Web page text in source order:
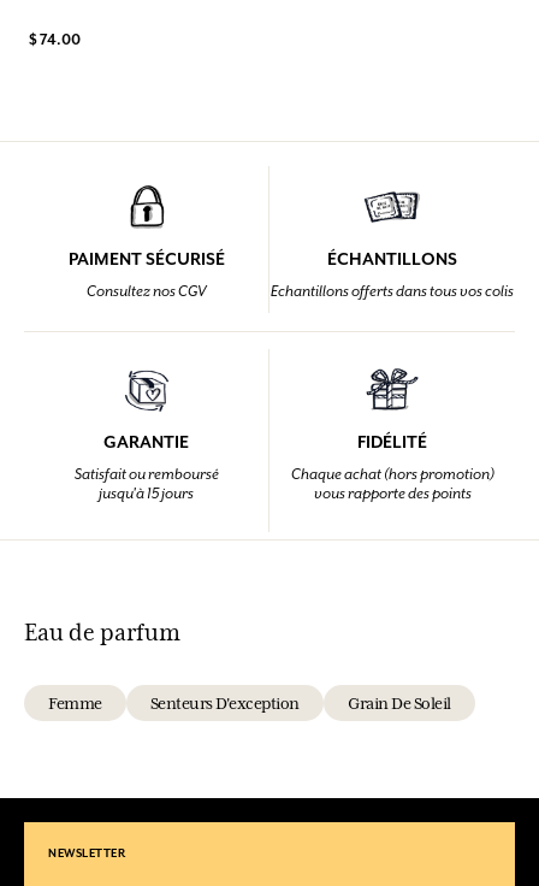
$ 74.00
PAIMENT SÉCURISÉ
Consultez nos CGV
ÉCHANTILLONS
Echantillons offerts dans tous vos colis
GARANTIE
Satisfait ou remboursé
jusqu'à 15 jours
FIDÉLITÉ
Chaque achat (hors promotion)
vous rapporte des points
Eau de parfum
Femme Senteurs D'exception Grain De Soleil
NEWSLETTER